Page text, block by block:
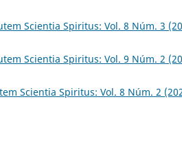
Scientia Spiritus: Vol. 8 Núm. 3
Scientia Spiritus: Vol. 9 Núm. 2
Scientia Spiritus: Vol. 8 Núm. 2